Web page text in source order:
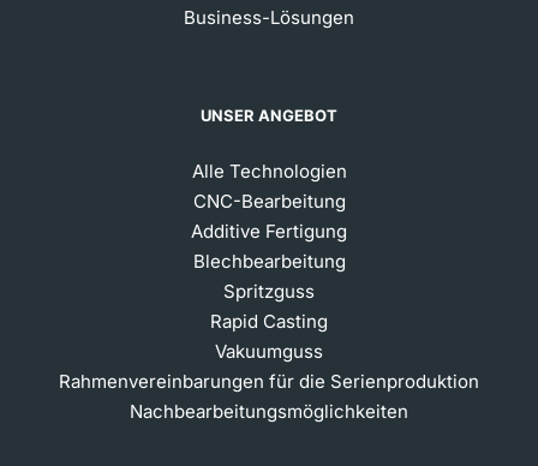
Business-Lösungen
UNSER ANGEBOT
Alle Technologien
CNC-Bearbeitung
Additive Fertigung
Blechbearbeitung
Spritzguss
Rapid Casting
Vakuumguss
Rahmenvereinbarungen für die Serienproduktion
Nachbearbeitungsmöglichkeiten